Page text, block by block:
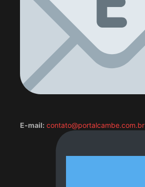
E-mail: contato@portalcambe.com.br